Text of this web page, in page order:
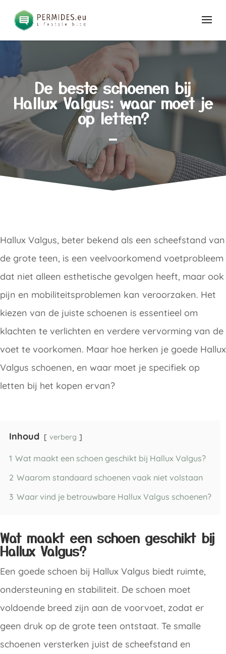
De beste schoenen bij
Hallux Valgus: waar moet je
op letten?
Hallux Valgus, beter bekend als een scheefstand van
de grote teen, is een veelvoorkomend voetprobleem
dat niet alleen esthetische gevolgen heeft, maar ook
pijn en mobiliteitsproblemen kan veroorzaken. Het
kiezen van de juiste schoenen is essentieel om
klachten te verlichten en verdere vervorming van de
voet te voorkomen. Maar hoe herken je goede Hallux
Valgus schoenen, en waar moet je specifiek op
letten bij het kopen ervan?
Inhoud verberg
1 Wat maakt een schoen geschikt bij Hallux Valgus?
2 Waarom standaard schoenen vaak niet volstaan
3 Waar vind je betrouwbare Hallux Valgus schoenen?
Wat maakt een schoen geschikt bij
Hallux Valgus?
Een goede schoen bij Hallux Valgus biedt ruimte,
ondersteuning en stabiliteit. De schoen moet
voldoende breed zijn aan de voorvoet, zodat er
geen druk op de grote teen ontstaat. Te smalle
schoenen versterken juist de scheefstand en